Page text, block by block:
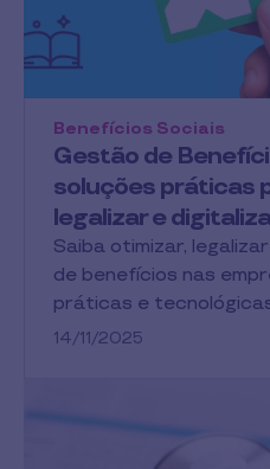
Gestão de
soluções práticas
legalizar e
Benefícios Sociais
Saiba otimizar,
de benefícios nas
práticas e
14/11/2025